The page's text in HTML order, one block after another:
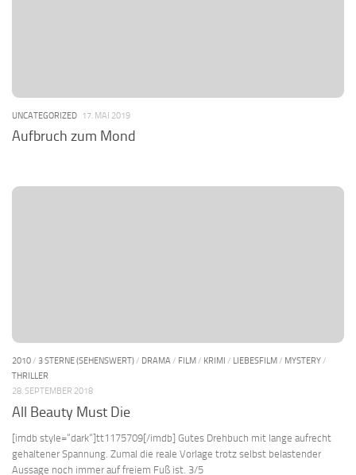
UNCATEGORIZED 17. MAI 2019
Aufbruch zum Mond
2010/ 3 STERNE (SEHENSWERT)/ DRAMA / FILM/ KRIMI / LIEBESFILM/ MYSTERY/
THRILLER
28. SEPTEMBER 2018
All Beauty Must Die
[imdb style=“dark“]tt1175709[/imdb] Gutes Drehbuch mit lange aufrecht
gehaltener Spannung. Zumal die reale Vorlage trotz selbst belastender
Aussage noch immer auf freiem Fuß ist. 3/5